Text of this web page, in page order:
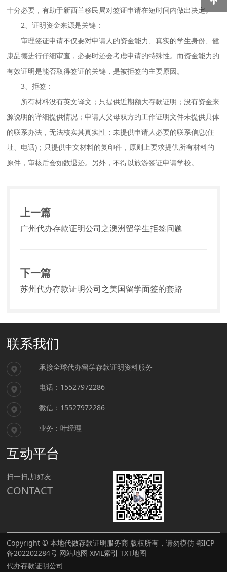
十分必要，有助于新西兰移民局对签证申请在短时间内做出决定。
2、证明资金来源是关键：
审理签证申请不仅要对申请人的资金能力、真实的学生身份、健
康品德进行仔细审查，必要时还会考虑申请的特殊性。而资金能力的
有效证明是能否取得签证的关键，是被拒签的主要原因。
3、拒签：
所有材料没有英文译文；只提供近期额大存款证明；没有资金来
源说明的详细提供情况；申请人父母双方的工作证明文件未提供具体
的联系办法，无法核实其真实性；未提供申请人必要的联系信息(住
址、电话)；只提供中文材料的复印件，原则上要求提供所有材料的
原件，审核后会如数退还。另外，不得以旅游签证申请学校。
上一篇
广州代办存款证明公司之澳洲留学生拒签问题
下一篇
苏州代办存款证明公司之美国留学面签的套路
联系我们
承接全球代办留学存款证明资料服务
电话：15527972286
微信：15527972286
业务：叶经理
互动平台
扫一扫,加好友
CONTACT
Copyright © 本地代做存款证明服务商 版权所有，请勿模仿鄂ICP
备202202284号 网站地图 XML索引 TXT地图
代办存款证明公司